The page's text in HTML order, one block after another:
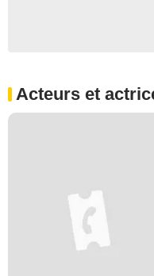
Acteurs et